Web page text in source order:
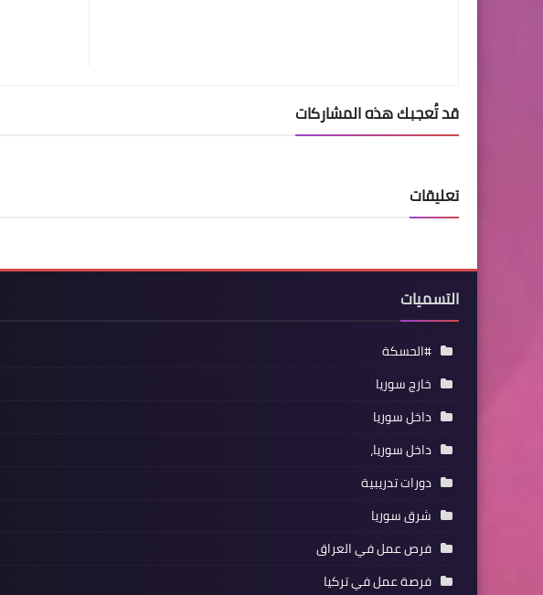
قد تُعجبك هذه المشاركات
تعليقات
التسميات
#الحسكة
خارج سوريا
داخل سوريا
داخل سوريا،
دورات تدريبية
شرق سوريا
فرص عمل في العراق
فرصة عمل في تركيا